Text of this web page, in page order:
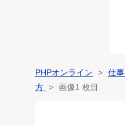
PHPオンライン 仕事
方
画像1 枚目